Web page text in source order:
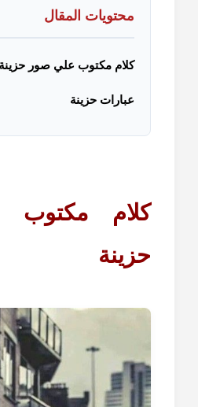
محتويات المقال
كلام مكتوب علي صور حزينة
عبارات حزينة
كلام
حزينة